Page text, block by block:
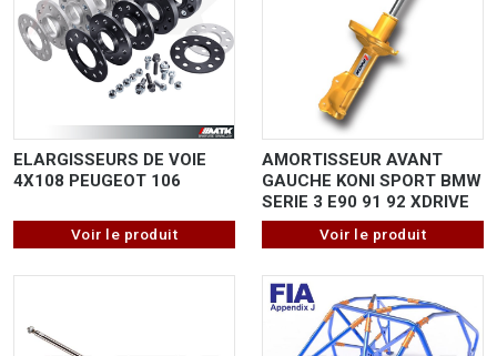
ELARGISSEURS DE VOIE
4X108 PEUGEOT 106
Voir le produit
AMORTISSEUR AVANT
GAUCHE KONI SPORT BMW
SERIE 3 E90 91 92 XDRIVE
Voir le produit